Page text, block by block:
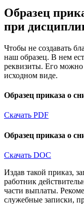
Образец
при
Чтобы не создавать
наш образец. В нем
реквизиты. Его можно
исходном виде.
Образец приказа о
Скачать PDF
Образец приказа о
Скачать DOC
Издав такой приказ,
работник
части выплаты.
служебные записки,